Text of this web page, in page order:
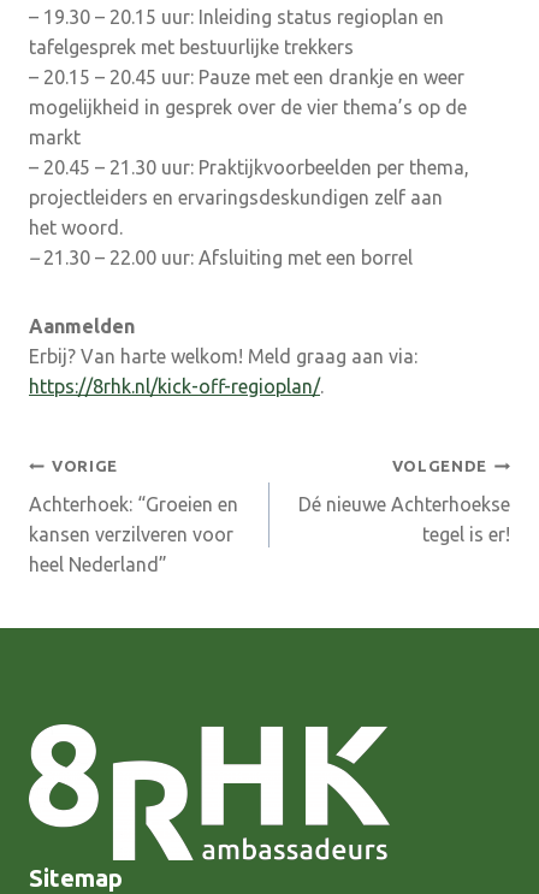
– 19.30 – 20.15 uur: Inleiding status regioplan en
tafelgesprek met bestuurlijke trekkers
– 20.15 – 20.45 uur: Pauze met een drankje en weer
mogelijkheid in gesprek over de vier thema’s op de
markt
– 20.45 – 21.30 uur: Praktijkvoorbeelden per thema,
projectleiders en ervaringsdeskundigen zelf aan
het woord.
– 21.30 – 22.00 uur: Afsluiting met een borrel
Aanmelden
Erbij? Van harte welkom! Meld graag aan via:
https://8rhk.nl/kick-off-regioplan/.
Bericht
navigatie
VORIGE
Achterhoek: “Groeien en
kansen verzilveren voor
heel Nederland”
VOLGENDE
Dé nieuwe Achterhoekse
tegel is er!
Sitemap